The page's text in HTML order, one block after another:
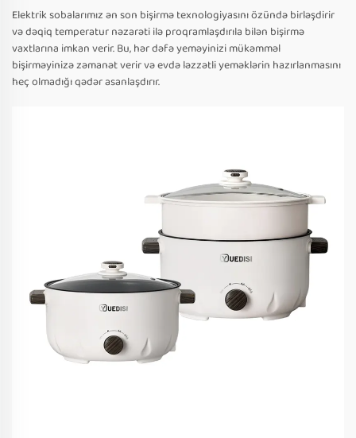
Elektrik sobalarımız ən son bişirmə texnologiyasını özündə birləşdirir
və dəqiq temperatur nəzarəti ilə proqramlaşdırıla bilən bişirmə
vaxtlarına imkan verir. Bu, hər dəfə yeməyinizi mükəmməl
bişirməyinizə zəmanət verir və evdə ləzzətli yeməklərin hazırlanmasını
heç olmadığı qədər asanlaşdırır.